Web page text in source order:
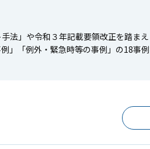
法」や令和３年記載要領改正を踏ま
」「例外・緊急時等の事例」の18事